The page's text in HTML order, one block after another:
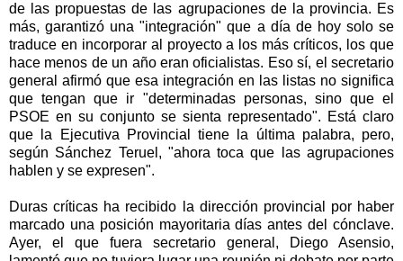
de las propuestas de las agrupaciones de la provincia. Es
más, garantizó una "integración" que a día de hoy solo se
traduce en incorporar al proyecto a los más críticos, los que
hace menos de un año eran oficialistas. Eso sí, el secretario
general afirmó que esa integración en las listas no significa
que tengan que ir "determinadas personas, sino que el
PSOE en su conjunto se sienta representado". Está claro
que la Ejecutiva Provincial tiene la última palabra, pero,
según Sánchez Teruel, "ahora toca que las agrupaciones
hablen y se expresen".
Duras críticas ha recibido la dirección provincial por haber
marcado una posición mayoritaria días antes del cónclave.
Ayer, el que fuera secretario general, Diego Asensio,